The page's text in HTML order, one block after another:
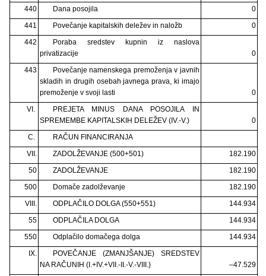
440
Dana posojila
0
441
Povečanje kapitalskih deležev in naložb
0
442
Poraba sredstev kupnin iz naslova
privatizacije
0
443
Povečanje namenskega premoženja v javnih
skladih in drugih osebah javnega prava, ki imajo
premoženje v svoji lasti
0
VI.
PREJETA MINUS DANA POSOJILA IN
SPREMEMBE KAPITALSKIH DELEŽEV (IV.-V.)
0
C.
RAČUN FINANCIRANJA
VII.
ZADOLŽEVANJE (500+501)
182.190
50
ZADOLŽEVANJE
182.190
500
Domače zadolževanje
182.190
VIII.
ODPLAČILO DOLGA (550+551)
144.934
55
ODPLAČILA DOLGA
144.934
550
Odplačilo domačega dolga
144.934
IX.
POVEČANJE (ZMANJŠANJE) SREDSTEV
NA RAČUNIH (I.+IV.+VII.-II.-V.-VIII.)
–47.529